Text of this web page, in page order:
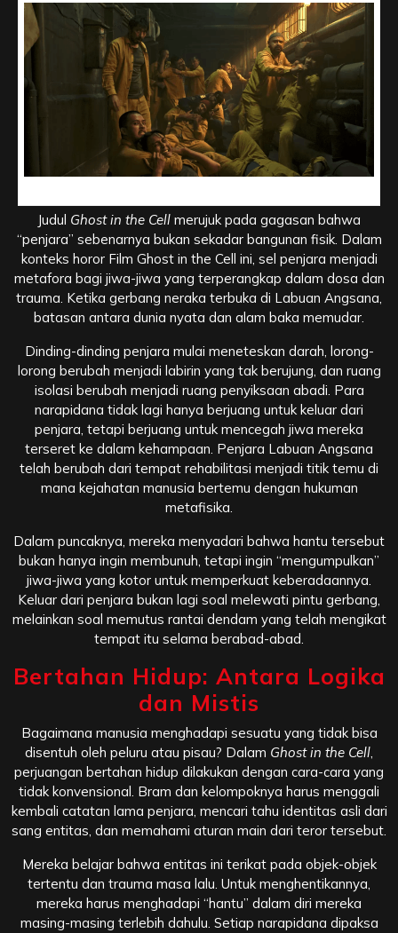
Judul Ghost in the Cell merujuk pada gagasan bahwa
“penjara” sebenarnya bukan sekadar bangunan fisik. Dalam
konteks horor Film Ghost in the Cell ini, sel penjara menjadi
metafora bagi jiwa-jiwa yang terperangkap dalam dosa dan
trauma. Ketika gerbang neraka terbuka di Labuan Angsana,
batasan antara dunia nyata dan alam baka memudar.
Dinding-dinding penjara mulai meneteskan darah, lorong-
lorong berubah menjadi labirin yang tak berujung, dan ruang
isolasi berubah menjadi ruang penyiksaan abadi. Para
narapidana tidak lagi hanya berjuang untuk keluar dari
penjara, tetapi berjuang untuk mencegah jiwa mereka
terseret ke dalam kehampaan. Penjara Labuan Angsana
telah berubah dari tempat rehabilitasi menjadi titik temu di
mana kejahatan manusia bertemu dengan hukuman
metafisika.
Dalam puncaknya, mereka menyadari bahwa hantu tersebut
bukan hanya ingin membunuh, tetapi ingin “mengumpulkan”
jiwa-jiwa yang kotor untuk memperkuat keberadaannya.
Keluar dari penjara bukan lagi soal melewati pintu gerbang,
melainkan soal memutus rantai dendam yang telah mengikat
tempat itu selama berabad-abad.
Bertahan Hidup: Antara Logika
dan Mistis
Bagaimana manusia menghadapi sesuatu yang tidak bisa
disentuh oleh peluru atau pisau? Dalam Ghost in the Cell,
perjuangan bertahan hidup dilakukan dengan cara-cara yang
tidak konvensional. Bram dan kelompoknya harus menggali
kembali catatan lama penjara, mencari tahu identitas asli dari
sang entitas, dan memahami aturan main dari teror tersebut.
Mereka belajar bahwa entitas ini terikat pada objek-objek
tertentu dan trauma masa lalu. Untuk menghentikannya,
mereka harus menghadapi “hantu” dalam diri mereka
masing-masing terlebih dahulu. Setiap narapidana dipaksa